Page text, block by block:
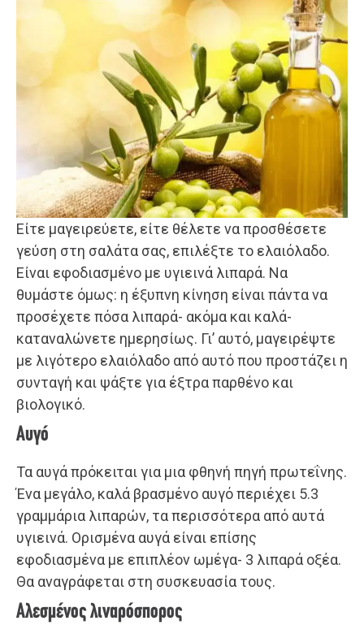
Είτε μαγειρεύετε, είτε θέλετε να προσθέσετε
γεύση στη σαλάτα σας, επιλέξτε το ελαιόλαδο.
Είναι εφοδιασμένο με υγιεινά λιπαρά. Να
θυμάστε όμως: η έξυπνη κίνηση είναι πάντα να
προσέχετε πόσα λιπαρά- ακόμα και καλά-
καταναλώνετε ημερησίως. Γι’ αυτό, μαγειρέψτε
με λιγότερο ελαιόλαδο από αυτό που προστάζει η
συνταγή και ψάξτε για έξτρα παρθένο και
βιολογικό.
Αυγό
Τα αυγά πρόκειται για μια φθηνή πηγή πρωτεΐνης.
Ένα μεγάλο, καλά βρασμένο αυγό περιέχει 5.3
γραμμάρια λιπαρών, τα περισσότερα από αυτά
υγιεινά. Ορισμένα αυγά είναι επίσης
εφοδιασμένα με επιπλέον ωμέγα- 3 λιπαρά οξέα.
Θα αναγράφεται στη συσκευασία τους.
Αλεσμένος λιναρόσπορος